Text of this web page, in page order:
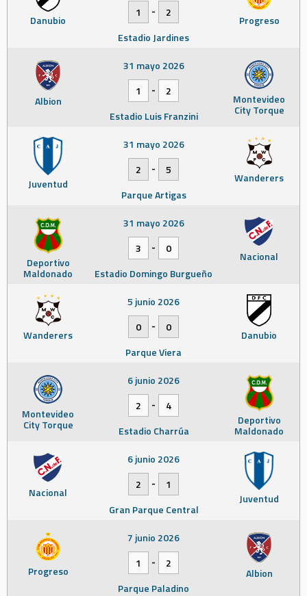
Danubio Progreso
1
-
2
Estadio Jardines
Albion Montevideo
City Torque
31 mayo 2026
1
-
2
Estadio Luis Franzini
Juventud Wanderers
31 mayo 2026
2
-
5
Parque Artigas
Deportivo
Maldonado
Nacional
31 mayo 2026
3
-
0
Estadio Domingo Burgueño
Wanderers Danubio
5 junio 2026
0
-
0
Parque Viera
Montevideo
City Torque Deportivo
Maldonado
6 junio 2026
2
-
4
Estadio Charrúa
Nacional Juventud
6 junio 2026
2
-
1
Gran Parque Central
Progreso Albion
7 junio 2026
1
-
2
Parque Paladino